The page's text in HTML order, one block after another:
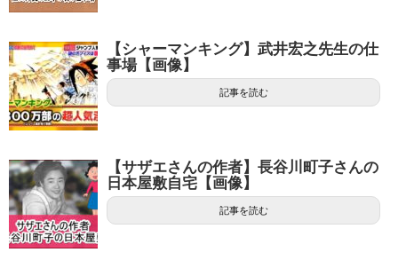
【シャーマンキング】武井宏之先生の仕
事場【画像】
記事を読む
【サザエさんの作者】長谷川町子さんの
日本屋敷自宅【画像】
記事を読む